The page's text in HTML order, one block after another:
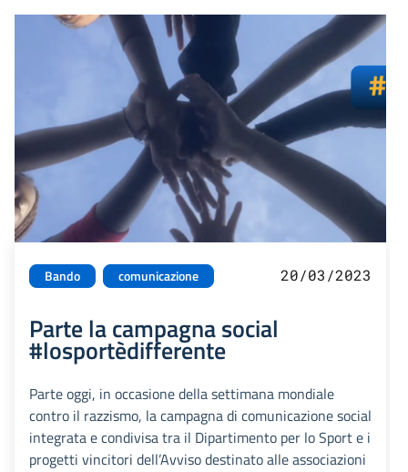
Bando comunicazione 20/03/2023
Parte la campagna social
#losportèdifferente
Parte oggi, in occasione della settimana mondiale
contro il razzismo, la campagna di comunicazione social
integrata e condivisa tra il Dipartimento per lo Sport e i
progetti vincitori dell’Avviso destinato alle associazioni